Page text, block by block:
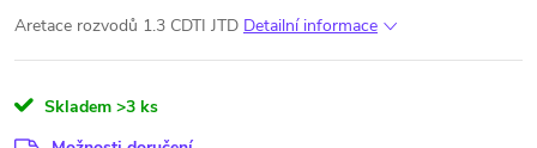
Aretace rozvodů 1.3 CDTI JTD Detailní informace
Skladem >3 ks